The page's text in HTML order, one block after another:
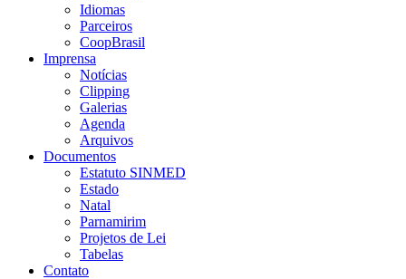
Idiomas
Parceiros
CoopBrasil
Imprensa
Notícias
Clipping
Galerias
Agenda
Arquivos
Documentos
Estatuto SINMED
Estado
Natal
Parnamirim
Projetos de Lei
Tabelas
Contato